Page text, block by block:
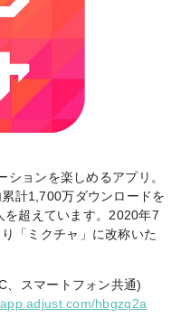
ョンを楽しめるアプリ。
計1,700万ダウンロードを
を超えています。2020年7
「ミクチャ」に改称いた
スマートフォン共通)
hbgzq2a